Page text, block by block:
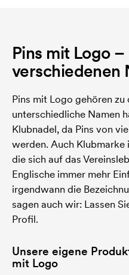
Pins mit Logo
verschiedenen
Pins mit Logo gehören
unterschiedliche Namen
Klubnadel, da Pins von
werden. Auch Klubmarke
die sich auf das
Englische immer mehr
irgendwann die
sagen auch wir: Lassen
Profil.
Unsere eigene
mit Logo